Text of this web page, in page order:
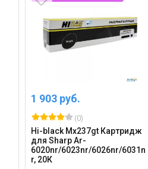
1 903 руб.
(0)
Hi-black Mx237gt Картридж
для Sharp Ar-
6020nr/6023nr/6026nr/6031n
r, 20К